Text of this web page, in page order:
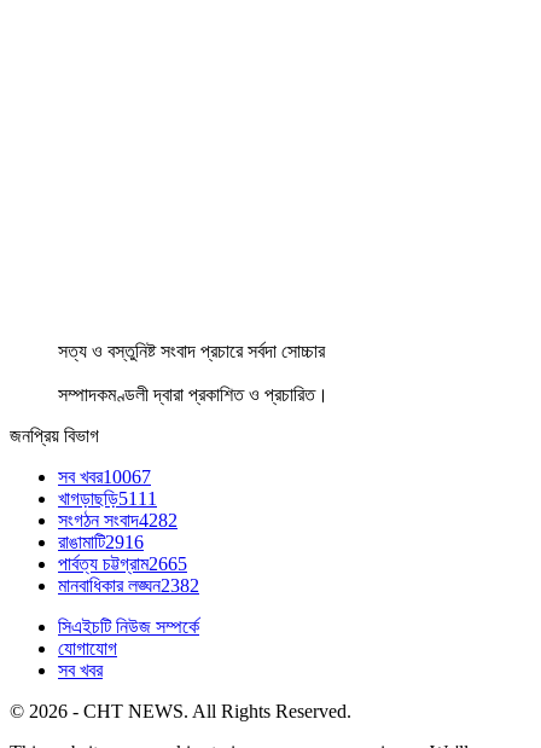
সত্য ও বস্তুনিষ্ট সংবাদ প্রচারে সর্বদা সোচ্চার
সম্পাদকমণ্ডলী দ্বারা প্রকাশিত ও প্রচারিত।
জনপ্রিয় বিভাগ
সব খবর10067
খাগড়াছড়ি5111
সংগঠন সংবাদ4282
রাঙামাটি2916
পার্বত্য চট্টগ্রাম2665
মানবাধিকার লঙ্ঘন2382
সিএইচটি নিউজ সম্পর্কে
যোগাযোগ
সব খবর
© 2026 - CHT NEWS. All Rights Reserved.